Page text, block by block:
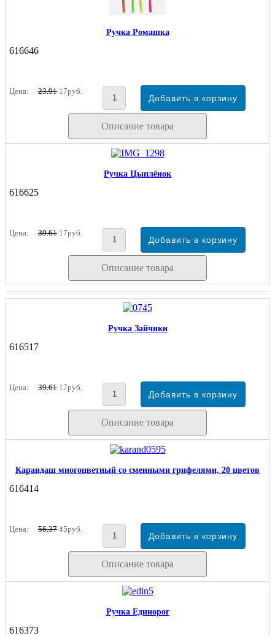
Ручка Ромашка
616646
Цена: 23.91 17руб.
Описание товара
Ручка Цыплёнок
616625
Цена: 39.61 17руб.
Описание товара
Ручка Зайчики
616517
Цена: 39.61 17руб.
Описание товара
Карандаш многоцветный со сменными грифелями, 20 цветов
616414
Цена: 56.37 45руб.
Описание товара
Ручка Единорог
616373